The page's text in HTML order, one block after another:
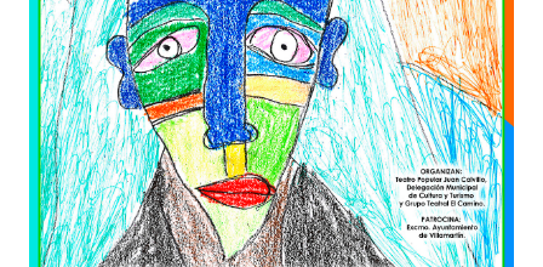
Gastronomía
Dónde dormir
Dónde comer
Artesanía
Entorno
Callejero
HORARIOS